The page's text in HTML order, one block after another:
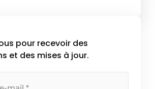
précis et robustes. Saviez-
que Testo […]
pour recevoir des
et des mises à jour.